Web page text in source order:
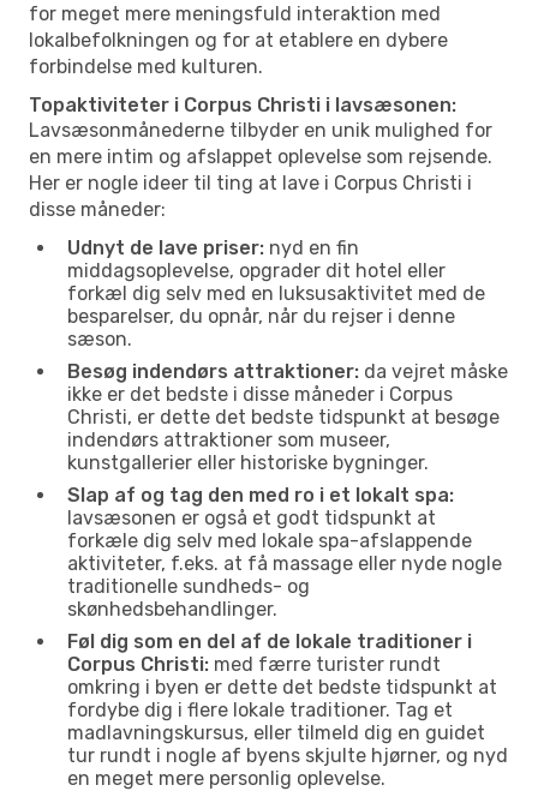
for meget mere meningsfuld interaktion med
lokalbefolkningen og for at etablere en dybere
forbindelse med kulturen.
Topaktiviteter i Corpus Christi i lavsæsonen:
Lavsæsonmånederne tilbyder en unik mulighed for
en mere intim og afslappet oplevelse som rejsende.
Her er nogle ideer til ting at lave i Corpus Christi i
disse måneder:
Udnyt de lave priser: nyd en fin
middagsoplevelse, opgrader dit hotel eller
forkæl dig selv med en luksusaktivitet med de
besparelser, du opnår, når du rejser i denne
sæson.
Besøg indendørs attraktioner: da vejret måske
ikke er det bedste i disse måneder i Corpus
Christi, er dette det bedste tidspunkt at besøge
indendørs attraktioner som museer,
kunstgallerier eller historiske bygninger.
Slap af og tag den med ro i et lokalt spa:
lavsæsonen er også et godt tidspunkt at
forkæle dig selv med lokale spa-afslappende
aktiviteter, f.eks. at få massage eller nyde nogle
traditionelle sundheds- og
skønhedsbehandlinger.
Føl dig som en del af de lokale traditioner i
Corpus Christi: med færre turister rundt
omkring i byen er dette det bedste tidspunkt at
fordybe dig i flere lokale traditioner. Tag et
madlavningskursus, eller tilmeld dig en guidet
tur rundt i nogle af byens skjulte hjørner, og nyd
en meget mere personlig oplevelse.